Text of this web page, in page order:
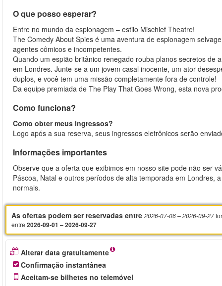
O que posso esperar?
Entre no mundo da espionagem – estilo Mischief Theatre!
The Comedy About Spies é uma aventura de espionagem
agentes cômicos e incompetentes.
Quando um espião britânico renegado rouba planos secretos de
em Londres. Junte-se a um jovem casal inocente, um ator
duplos, e você tem uma missão completamente fora de controle!
Da equipe premiada de The Play That Goes Wrong, esta nova
Como funciona?
Como obter meus ingressos?
Logo após a sua reserva, seus ingressos eletrônicos serão
Informações importantes
Observe que a oferta que exibimos em nosso site pode não ser
Páscoa, Natal e outros períodos de alta temporada em Londres,
normais.
As ofertas podem ser reservadas entre 2026-07-06– 2026-09-27
entre 2026-09-01 – 2026-09-27
Alterar data gratuitamente
Confirmação instantânea
Aceitam-se bilhetes no telemóvel